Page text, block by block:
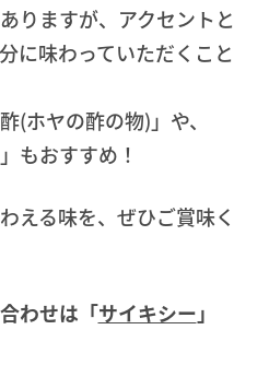
りますが、アクセントと
に味わっていただくこと
(ホヤの酢の物)」や、
もおすすめ！
える味を、ぜひご賞味く
わせは「サイキシー」